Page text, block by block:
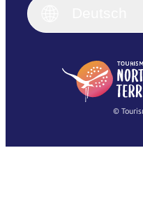
English
(Singapore)
Français
©